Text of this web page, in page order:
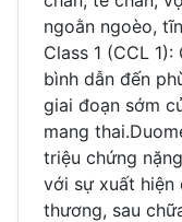
ngoằn ngoèo,
Class 1 (CCL
bình dẫn đến
giai đoạn sớm
mang
triệu chứng
với sự xuất hiện
thương, sau